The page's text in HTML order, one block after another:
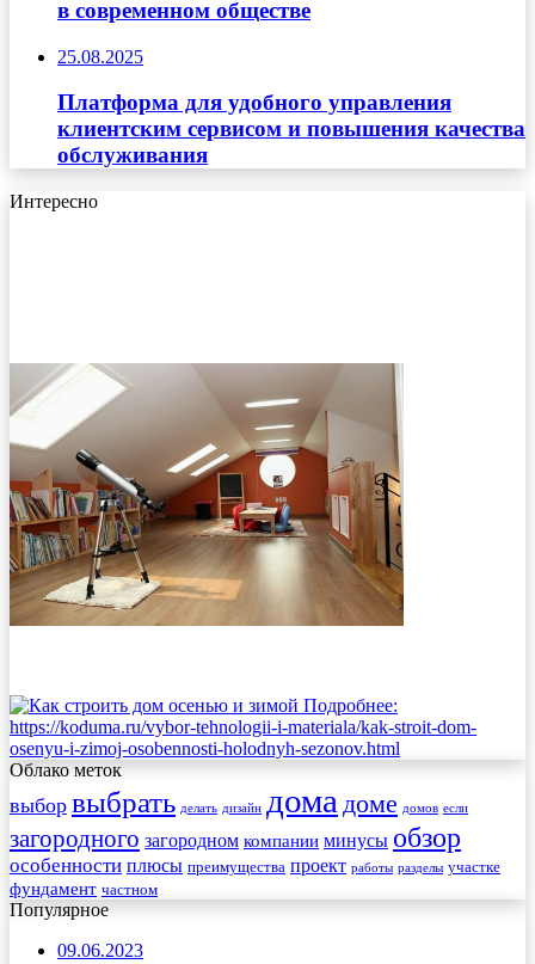
в современном обществе
25.08.2025
Платформа для удобного управления
клиентским сервисом и повышения качества
обслуживания
Интересно
Облако меток
выбор выбрать делать дизайн дома доме домов если
загородного загородном компании минусы обзор
особенности плюсы преимущества проект работы разделы участке
фундамент частном
Популярное
09.06.2023